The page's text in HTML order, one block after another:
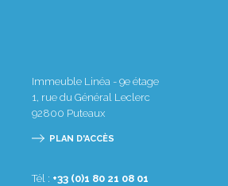
Immeuble Linéa - 9e étage
1, rue du Général Leclerc
92800 Puteaux
PLAN D'ACCÈS
Tél : 10 80 12 08 1(0) 33+